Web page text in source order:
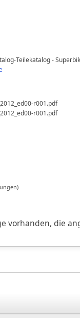
Teilekatalog -
r001.pdf
r001.pdf
vorhanden, die